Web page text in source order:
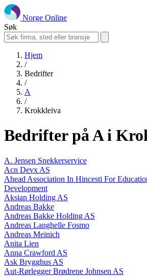
Norge Online
Søk
Hjem
/
Bedrifter
/
A
/
Krokkleiva
Bedrifter på A i
A. Jensen Snekkerservice
Acn Devx AS
Ahead Association In Hincesti For
Development
Aksian Holding AS
Andreas Bakke
Andreas Bakke Holding AS
Andreas Langhelle Fosmo
Andreas Meinich
Anita Lien
Anna Crawford AS
Ask Brygghus AS
Aut-Rørlegger Brødrene Johnsen AS